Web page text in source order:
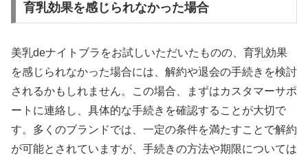
育乳効果を感じられなかった場合
美乳deナイトブラをお試しいただいたものの、育乳効果
を感じられなかった場合には、解約や退会の手続きを検討
されるかもしれません。この場合、まずはカスタマーサポ
ートに連絡し、具体的な手続きを確認することが大切で
す。多くのブランドでは、一定の条件を満たすことで解約
が可能とされていますが、手続きの方法や期限については